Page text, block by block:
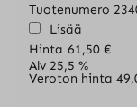
Tuotenumero
Lisää
Hinta 61,50€
Alv 25,5 %
Veroton hinta